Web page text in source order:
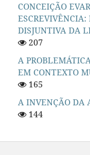
CONCEIÇÃO
DISJUNTIVA DA
207
A
EM CONTEXTO
165
A INVENÇÃO DA
144